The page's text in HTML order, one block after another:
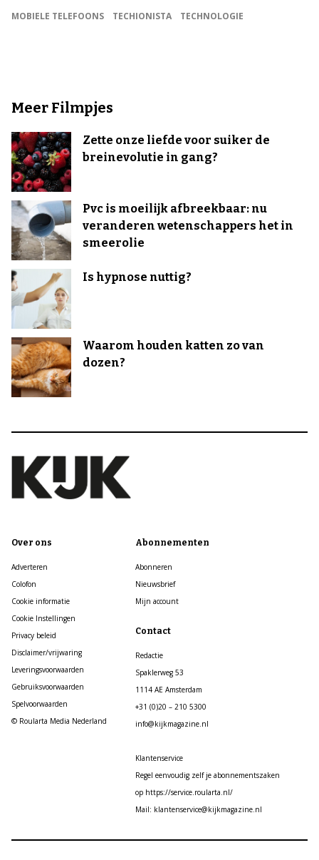
MOBIELE TELEFOONS
TECHIONISTA TECHNOLOGIE
Meer Filmpjes
Zette onze liefde voor suiker de
breinevolutie in gang?
Pvc is moeilijk afbreekbaar: nu
veranderen wetenschappers het in
smeerolie
Is hypnose nuttig?
Waarom houden katten zo van
dozen?
Over ons
Adverteren
Colofon
Cookie informatie
Cookie Instellingen
Privacy beleid
Disclaimer/vrijwaring
Leveringsvoorwaarden
Gebruiksvoorwaarden
Spelvoorwaarden
© Roularta Media Nederland
Abonnementen
Abonneren
Nieuwsbrief
Mijn account
Contact
Redactie
Spaklerweg 53
1114 AE Amsterdam
+31 (0)20 – 210 5300
info@kijkmagazine.nl
Klantenservice
Regel eenvoudig zelf je abonnementszaken
op https://service.roularta.nl/
Mail: klantenservice@kijkmagazine.nl